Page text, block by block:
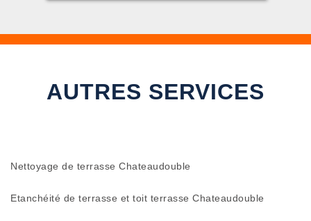
AUTRES SERVICES
Nettoyage de terrasse Chateaudouble
Etanchéité de terrasse et toit terrasse Chateaudouble